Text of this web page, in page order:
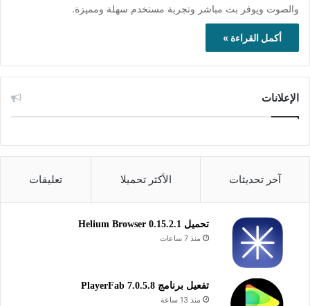
والصوت ويوفر بث مباشر وتجربة مستخدم سهلة ومميزة.
أكمل القراءة »
الإعلانات
آخر تحديثات الأكثر تحميلا تعليقات
تحميل Helium Browser 0.15.2.1
منذ 7 ساعات
تفعيل برنامج PlayerFab 7.0.5.8
منذ 13 ساعة